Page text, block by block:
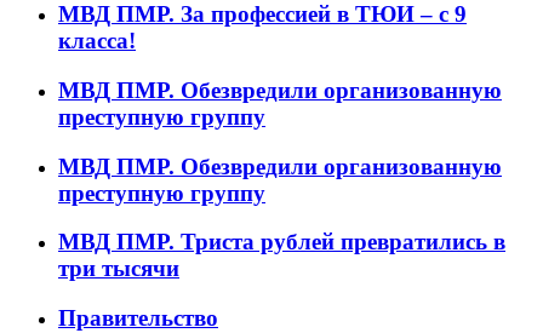
МВД ПМР. За профессией в ТЮИ – с 9
класса!
МВД ПМР. Обезвредили организованную
преступную группу
МВД ПМР. Обезвредили организованную
преступную группу
МВД ПМР. Триста рублей превратились в
три тысячи
Правительство